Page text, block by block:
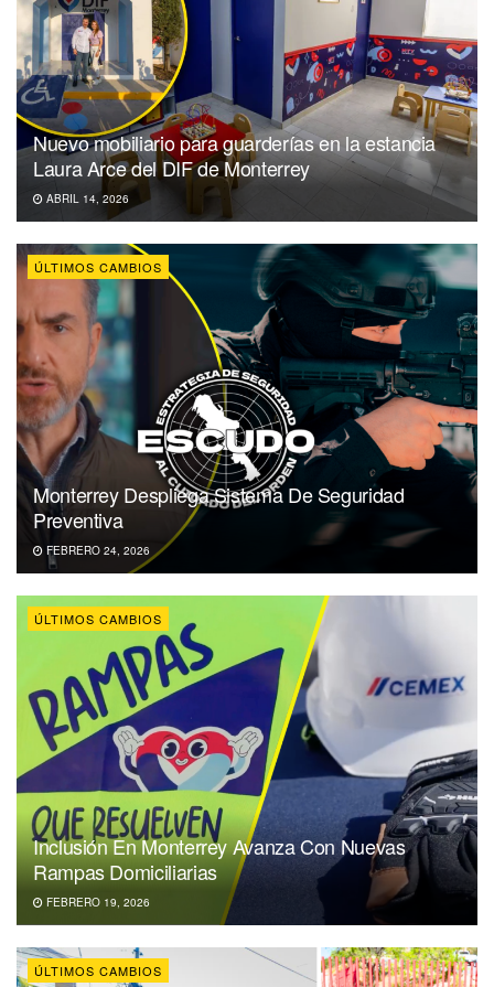
Nuevo mobiliario para guarderías en la estancia
Laura Arce del DIF de Monterrey
ABRIL 14, 2026
ÚLTIMOS CAMBIOS
Monterrey Despliega Sistema De Seguridad
Preventiva
FEBRERO 24, 2026
ÚLTIMOS CAMBIOS
Inclusión En Monterrey Avanza Con Nuevas
Rampas Domiciliarias
FEBRERO 19, 2026
ÚLTIMOS CAMBIOS